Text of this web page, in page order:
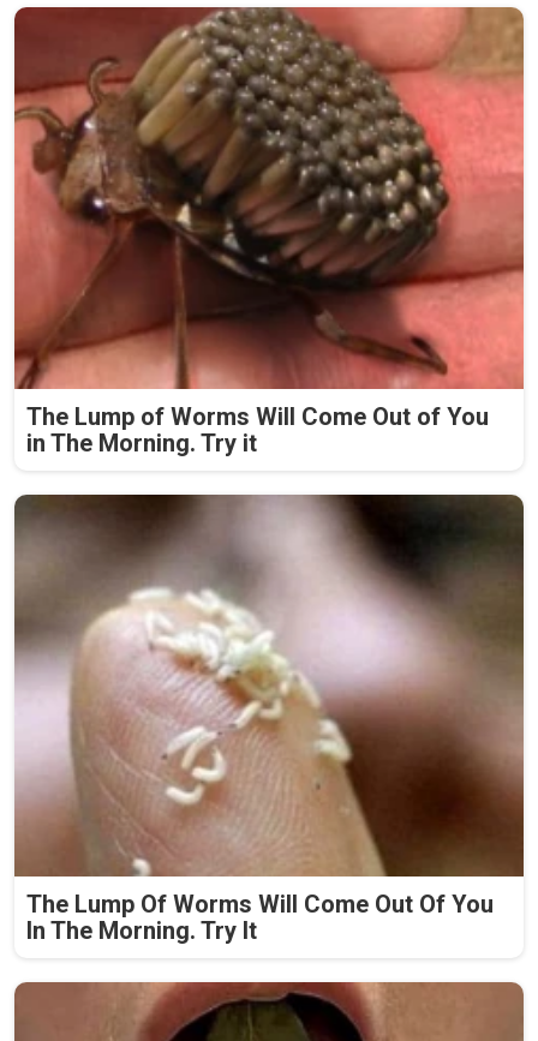
The Lump of Worms Will Come Out of You
in The Morning. Try it
The Lump Of Worms Will Come Out Of You
In The Morning. Try It